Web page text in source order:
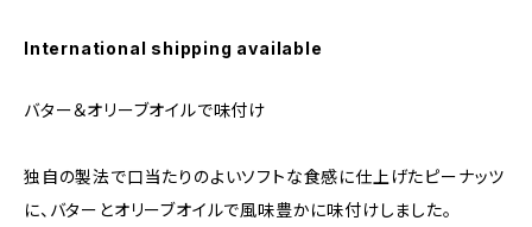
International shipping available
バター＆オリーブオイルで味付け
独自の製法で口当たりのよいソフトな食感に仕上げたピーナッツ
に、バターとオリーブオイルで風味豊かに味付けしました。